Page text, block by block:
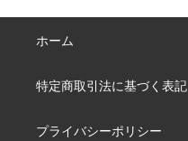
ホーム
特定商取引法に基づく表記
プライバシーポリシー